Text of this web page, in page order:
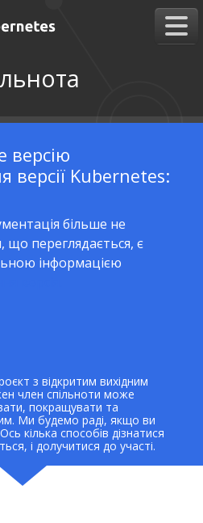
версію
версії Kubernetes:
більше не
що переглядається, є
інформацією
з відкритим вихідним
член спільноти може
покращувати та
Ми будемо раді, якщо ви
кілька способів дізнатися
і долучитися до участі.